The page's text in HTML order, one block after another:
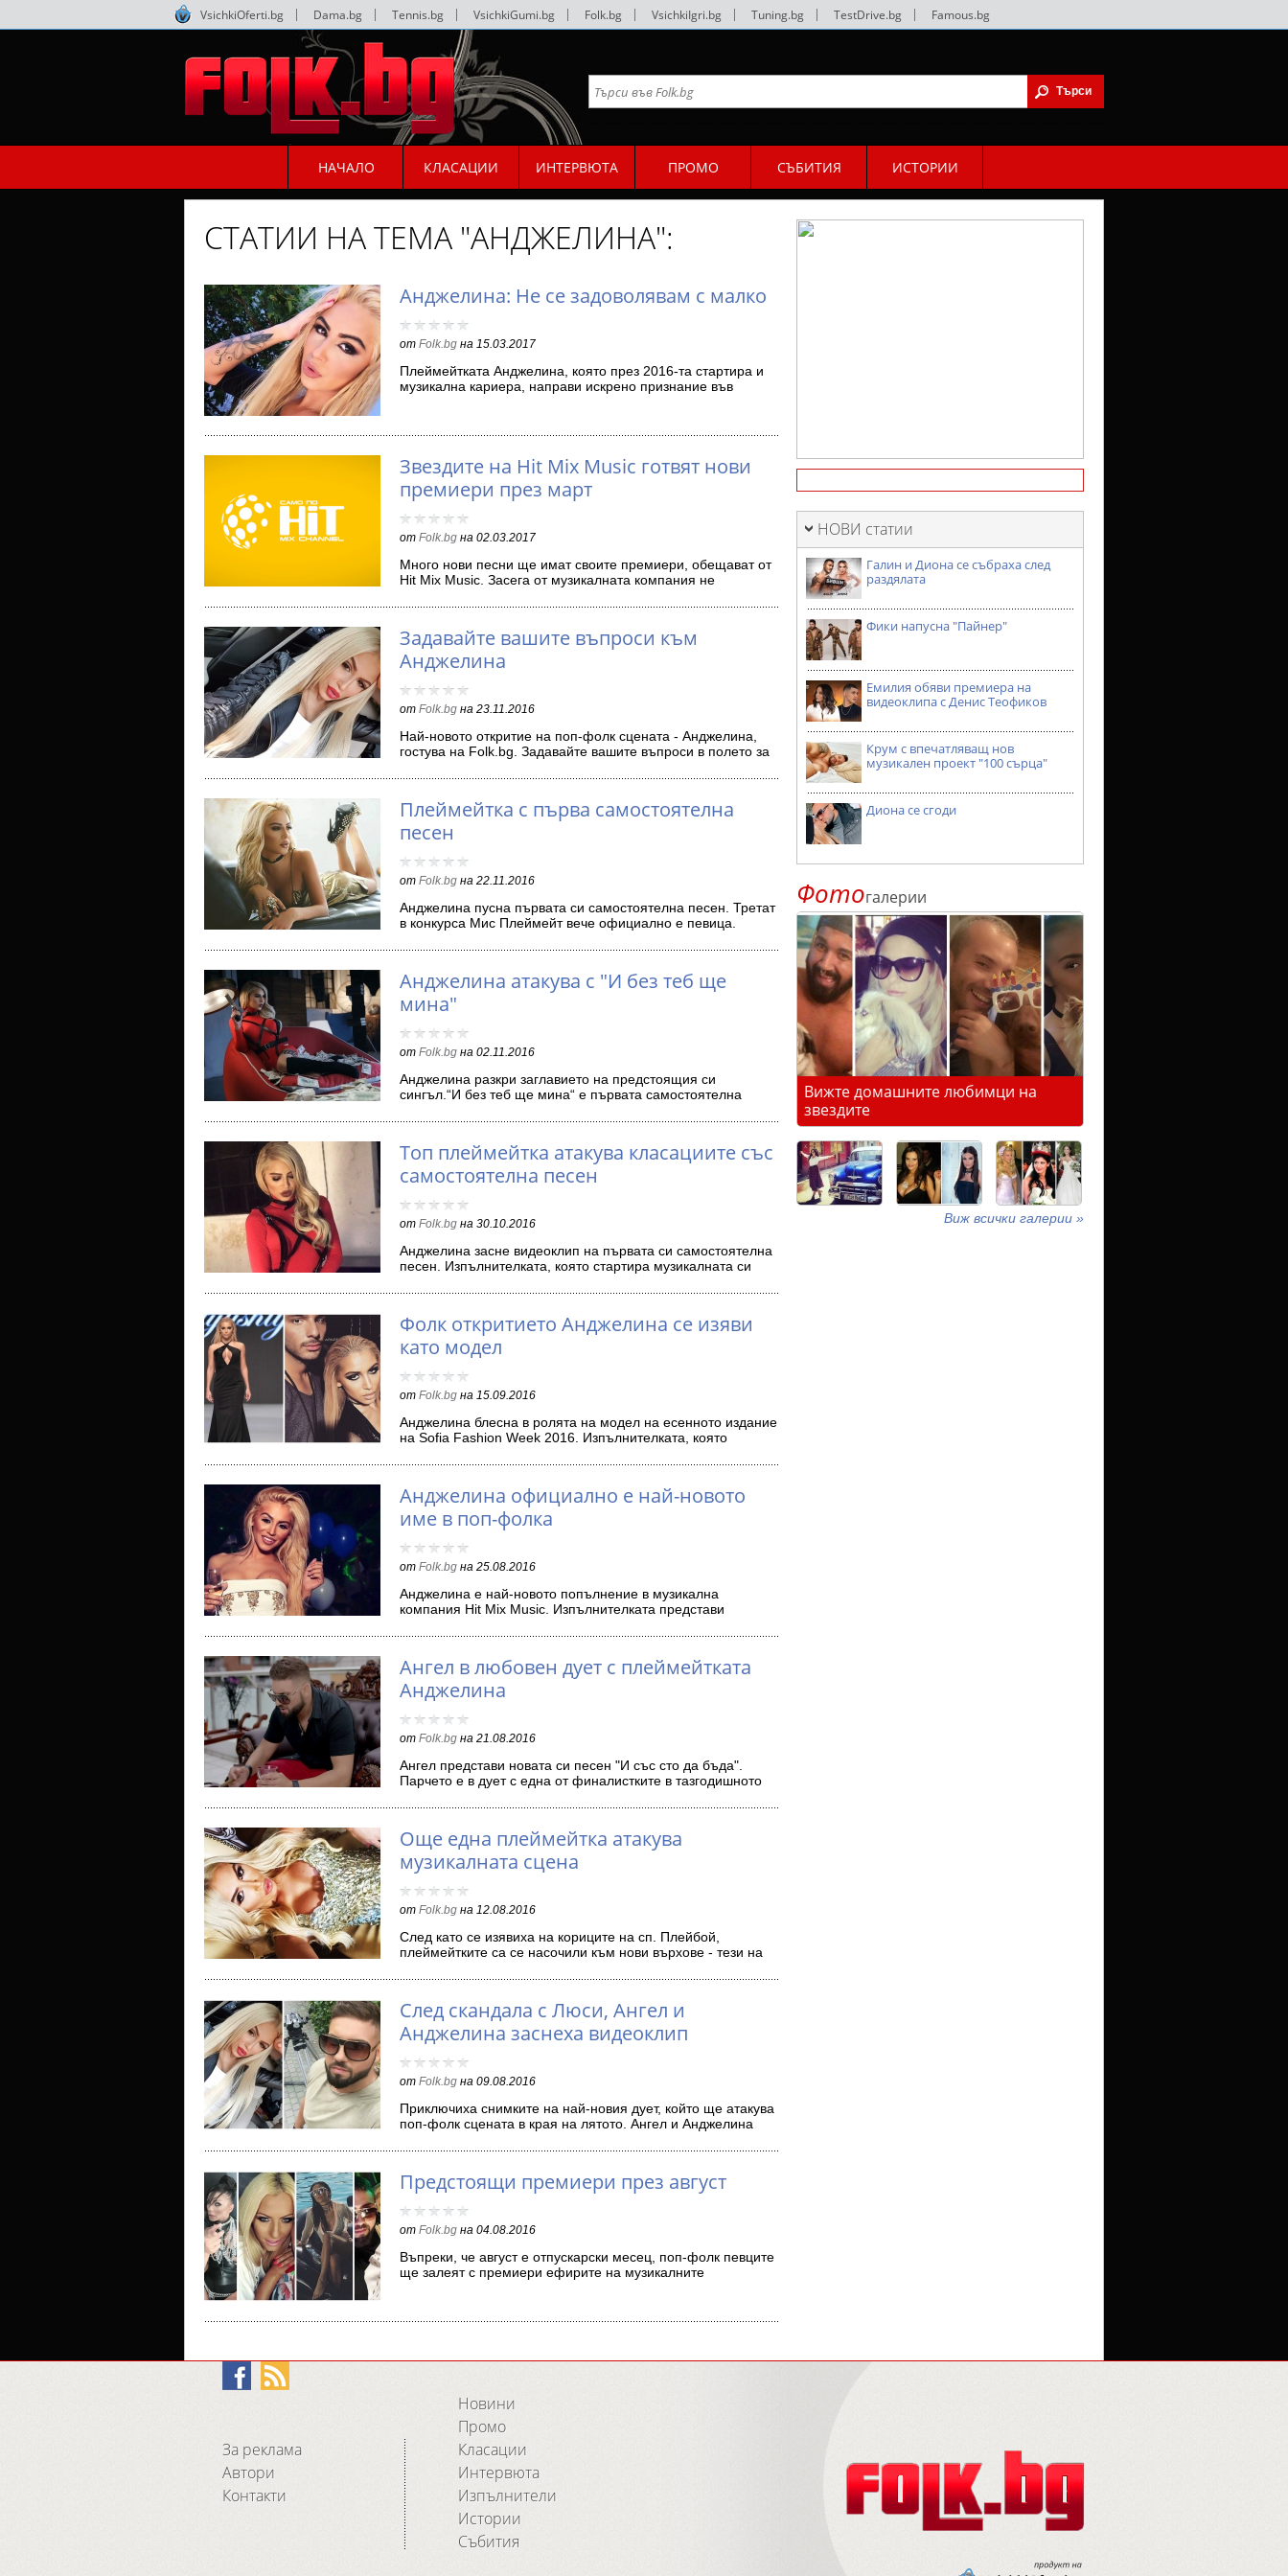
VsichkiOferti.bg Dama.bg Tennis.bg VsichkiGumi.bg Folk.bg VsichkiIgri.bg Tuning.bg TestDrive.bg Famous.bg
НАЧАЛО КЛАСАЦИИ ИНТЕРВЮТА ПРОМО СЪБИТИЯ ИСТОРИИ
СТАТИИ НА ТЕМА "АНДЖЕЛИНА":
Анджелина: Не се задоволявам с малко
от Folk.bg на 15.03.2017
Плеймейтката Анджелина, която през 2016-та стартира и
музикална кариера, направи искрено признание във
Звездите на Hit Mix Music готвят нови
премиери през март
от Folk.bg на 02.03.2017
Много нови песни ще имат своите премиери, обещават от
Hit Mix Music. Засега от музикалната компания не
Задавайте вашите въпроси към
Анджелина
от Folk.bg на 23.11.2016
Най-новото откритие на поп-фолк сцената - Анджелина,
гостува на Folk.bg. Задавайте вашите въпроси в полето за
Плеймейтка с първа самостоятелна
песен
от Folk.bg на 22.11.2016
Анджелина пусна първата си самостоятелна песен. Третат
в конкурса Мис Плеймейт вече официално е певица.
Анджелина атакува с "И без теб ще
мина"
от Folk.bg на 02.11.2016
Анджелина разкри заглавието на предстоящия си
сингъл.“И без теб ще мина“ е първата самостоятелна
Топ плеймейтка атакува класациите със
самостоятелна песен
от Folk.bg на 30.10.2016
Анджелина засне видеоклип на първата си самостоятелна
песен. Изпълнителката, която стартира музикалната си
Фолк откритието Анджелина се изяви
като модел
от Folk.bg на 15.09.2016
Aнджелина блесна в ролята на модел на есенното издание
на Sofia Fashion Week 2016. Изпълнителката, която
Анджелина официално е най-новото
име в поп-фолка
от Folk.bg на 25.08.2016
Анджелина е най-новото попълнение в музикална
компания Hit Mix Music. Изпълнителката представи
Ангел в любовен дует с плеймейтката
Анджелина
от Folk.bg на 21.08.2016
Ангел представи новата си песен "И със сто да бъда".
Парчето е в дует с една от финалистките в тазгодишното
Още една плеймейтка атакува
музикалната сцена
от Folk.bg на 12.08.2016
След като се изявиха на кориците на сп. Плейбой,
плеймейтките са се насочили към нови върхове - тези на
След скандала с Люси, Ангел и
Анджелина заснеха видеоклип
от Folk.bg на 09.08.2016
Приключиха снимките на най-новия дует, който ще атакува
поп-фолк сцената в края на лятото. Ангел и Анджелина
Предстоящи премиери през август
от Folk.bg на 04.08.2016
Въпреки, че август е отпускарски месец, поп-фолк певците
ще залеят с премиери ефирите на музикалните
НОВИ статии
Галин и Диона се събраха след
раздялата
Фики напусна "Пайнер"
Емилия обяви премиера на
видеоклипа с Денис Теофиков
Крум с впечатляващ нов
музикален проект "100 сърца"
Диона се сгоди
Фотогалерии
Вижте домашните любимци на
звездите
Виж всички галерии »
За реклама
Автори
Контакти
Новини
Промо
Класации
Интервюта
Изпълнители
Истории
Събития